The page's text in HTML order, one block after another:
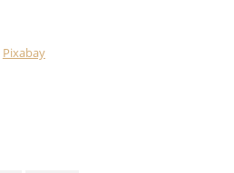
Pixabay